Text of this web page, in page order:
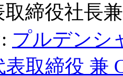
締役社長
プルデンシ
表取締役 兼